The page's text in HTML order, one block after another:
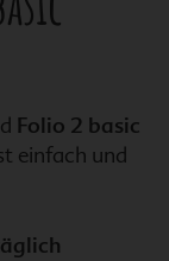
Folio 2 basic
einfach und